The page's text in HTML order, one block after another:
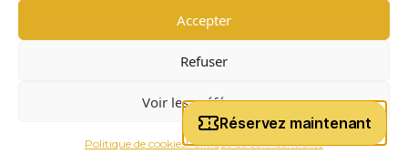
Accepter
Refuser
Voir les préférences
Politique de cookiesPolitique de confidentialité
Mentions légales
Politique de confidentialité
Règlement intérieur
copyright © 2026 - Coligny Car Museum